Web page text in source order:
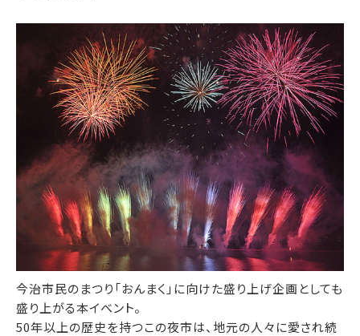
今治市民のまつり「おんまく」に向けた盛り上げ企画としても
盛り上がる本イベント。
50年以上の歴史を持つこの夜市は、地元の人々に愛され続